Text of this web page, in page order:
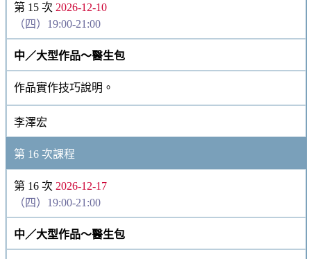
第 15 次 2026-12-10
（四）19:00-21:00
中／大型作品～醫生包
作品實作技巧說明。
李澤宏
第 16 次課程
第 16 次 2026-12-17
（四）19:00-21:00
中／大型作品～醫生包